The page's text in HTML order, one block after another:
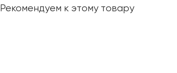
Рекомендуем к этому товару